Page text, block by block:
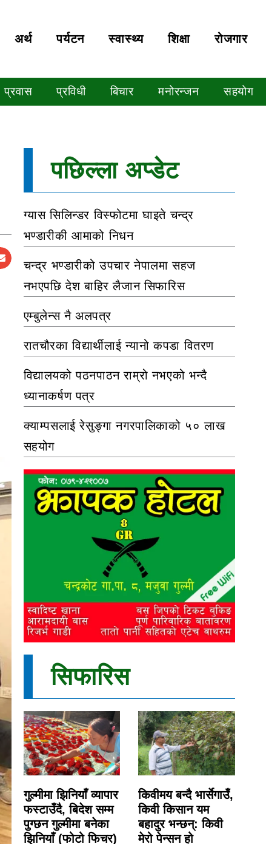
अर्थ पर्यटन स्वास्थ्य शिक्षा रोजगार
प्रवास प्रविधी बिचार मनोरन्जन सहयोग
पछिल्ला अप्डेट
ग्यास सिलिन्डर विस्फोटमा घाइते चन्द्र
भण्डारीकी आमाको निधन
चन्द्र भण्डारीको उपचार नेपालमा सहज
नभएपछि देश बाहिर लैजान सिफारिस
एम्बुलेन्स नै अलपत्र
रातचौरका विद्यार्थीलाई न्यानो कपडा वितरण
विद्यालयको पठनपाठन राम्रो नभएको भन्दै
ध्यानाकर्षण पत्र
क्याम्पसलाई रेसुङ्गा नगरपालिकाको ५० लाख
सहयोग
सिफारिस
गुल्मीमा झिनियाँ व्यापार
फस्टाउँदै, बिदेश सम्म
पुग्छन गुल्मीमा बनेका
झिनियाँ (फोटो फिचर)
किवीमय बन्दै भार्सेगाउँ,
किवी किसान यम
बहादुर भन्छन्: किवी
मेरो पेन्सन हो